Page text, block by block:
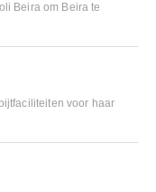
Beira om Beira te
voor haar